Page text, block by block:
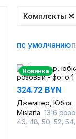
Комплекты
по умолчанию
Новинка
324.72 BYN
Джемпер, Юбка
Mislana 1316
46 48 50 52 54